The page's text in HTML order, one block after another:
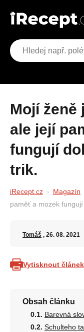
Mojí ženě je už přes 80 let,
ale její
fungují
trik.
iRecept.cz Magazín
paměť a mozek
Tomáš , 26. 08. 2021
Vytisknout článek
Obsah článku
Barevná
Schulteho